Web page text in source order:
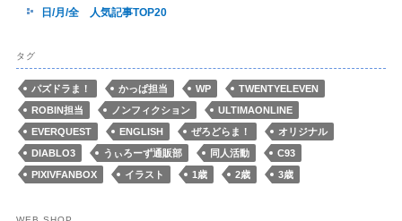
日/月/全 人気記事TOP20
タグ
パズドラま！ かっぱ担当 WP
TWENTYELEVEN
ROBIN担当
ノンフィクション
ULTIMAONLINE
EVERQUEST
ENGLISH ぜろどらま！
オリジナル
DIABLO3
うぃろーず通販部 同人活動
C93
PIXIVFANBOX
イラスト 1歳 2歳 3歳